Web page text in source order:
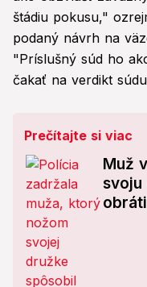
štádiu pokusu,"
podaný návrh na
"Príslušný súd ho
čakať na verdikt
Prečítajte si viac
Muž
svoju